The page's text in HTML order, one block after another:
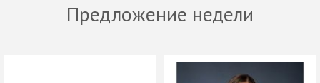
Предложение недели